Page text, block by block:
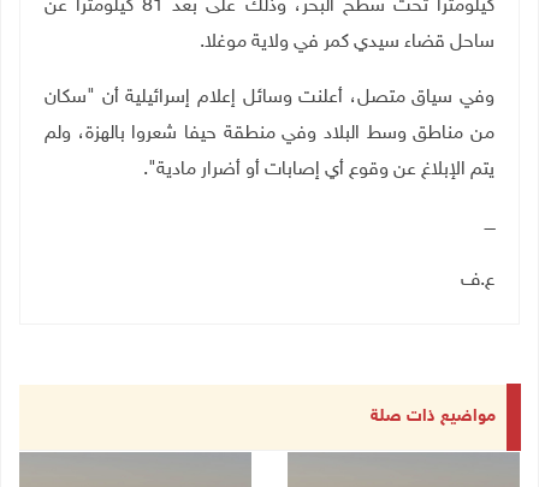
كيلومترا تحت سطح البحر، وذلك على بعد 81 كيلومترا عن
ساحل قضاء سيدي كمر في ولاية موغلا.
وفي سياق متصل، أعلنت وسائل إعلام إسرائيلية أن "سكان
من مناطق وسط البلاد وفي منطقة حيفا شعروا بالهزة، ولم
يتم الإبلاغ عن وقوع أي إصابات أو أضرار مادية".
ــــ
ع.ف
مواضيع ذات صلة